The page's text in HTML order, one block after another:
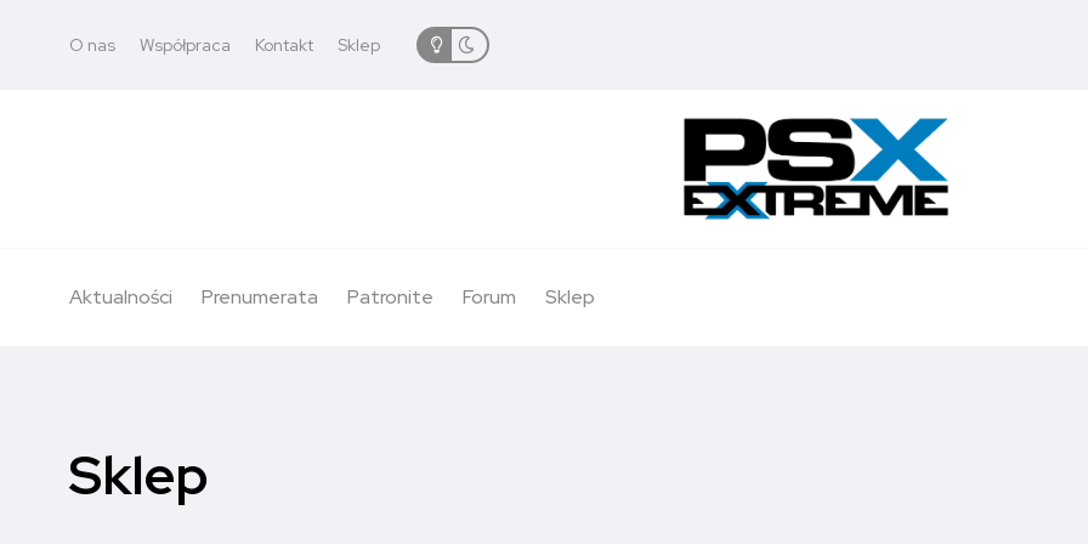
O nas Współpraca Kontakt Sklep
Aktualności Prenumerata Patronite Forum Sklep
Sklep